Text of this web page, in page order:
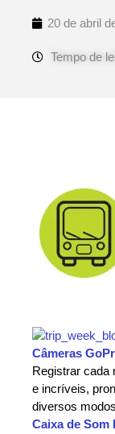
20 de abril
Câmeras
Registrar cada
e incríveis,
diversos
Caixa de